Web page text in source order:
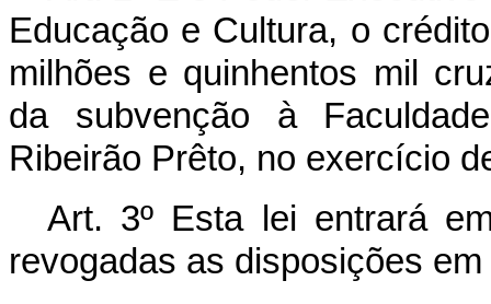
Educação e Cultura, o
milhões e quinhentos mil
da subvenção à
Ribeirão Prêto, no exercício
Art. 3º Esta lei entrará
revogadas as disposições